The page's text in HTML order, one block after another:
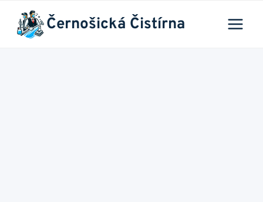
Přeskočit
obsah
Černošická Čistírna